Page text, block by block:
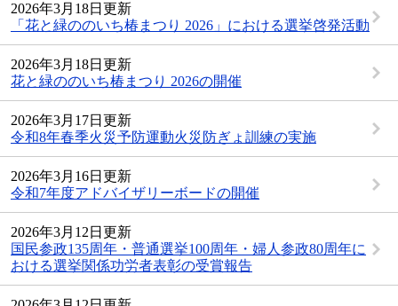
2026年3月18日更新
「花と緑ののいち椿まつり 2026」における選挙啓発活動
2026年3月18日更新
花と緑ののいち椿まつり 2026の開催
2026年3月17日更新
令和8年春季火災予防運動火災防ぎょ訓練の実施
2026年3月16日更新
令和7年度アドバイザリーボードの開催
2026年3月12日更新
国民参政135周年・普通選挙100周年・婦人参政80周年に
おける選挙関係功労者表彰の受賞報告